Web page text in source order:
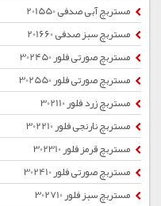
مستربچ آبی صدفی 201550
مستربچ سبز صدفی 201660
مستربچ صورتی فلور 302450
مستربچ صورتی فلور 302550
مستربچ زرد فلور 302110
مستربچ نارنجی فلور 302210
مستربچ قرمز فلور 302310
مستربچ صورتی فلور 302410
مستربچ سبز فلور 302710